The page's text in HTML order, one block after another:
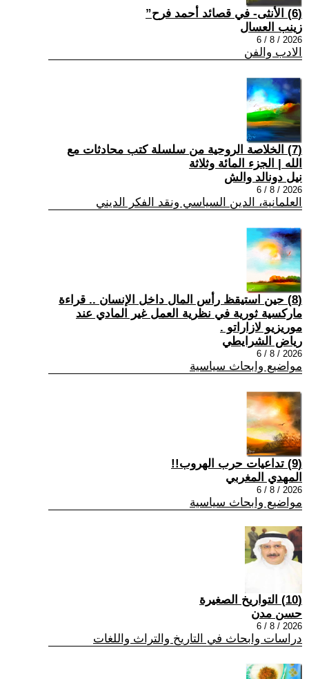
(6) الأنثى- في قصائد أحمد فرح”
زينب العسال
2026 / 8 / 6
الادب والفن
(7) الخلاصة الروحية من سلسلة كتب محادثات مع
الله | الجزء المائة وثلاثة
نيل دونالد والش
2026 / 8 / 6
العلمانية، الدين السياسي ونقد الفكر الديني
(8) حين استيقظ رأس المال داخل الإنسان .. قراءة
ماركسية ثورية في نظرية العمل غير المادي عند
موريزيو لازاراتو .
رياض الشرايطي
2026 / 8 / 6
مواضيع وابحاث سياسية
(9) تداعيات حرب الهروب!!
المهدي المغربي
2026 / 8 / 6
مواضيع وابحاث سياسية
(10) التواريخ الصغيرة
حسن مدن
2026 / 8 / 6
دراسات وابحاث في التاريخ والتراث واللغات